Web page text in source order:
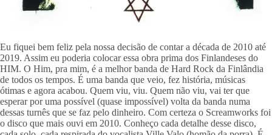
Eu fiquei bem feliz pela nossa decisão de contar a década de 2010 até
2019. Assim eu poderia colocar essa obra prima dos Finlandeses do
HIM. O Him, pra mim, é a melhor banda de Hard Rock da Finlândia
de todos os tempos. É uma banda que veio, fez história, músicas
ótimas e agora acabou. Quem viu, viu. Quem não viu, vai ter que
esperar por uma possível (quase impossível) volta da banda numa
dessas turnês que se faz pelo dinheiro. Com certeza o Screamworks foi
o disco que mais ouvi em 2010. Conheço cada detalhe desse disco,